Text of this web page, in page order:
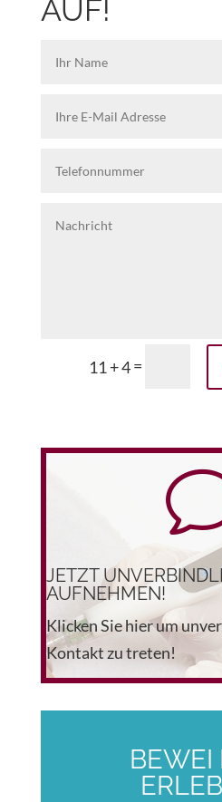
AUF!
11 + 4=
JETZT
AUFNEHMEN!
Klicken Sie hier um
Kontakt zu treten!
BEWEI